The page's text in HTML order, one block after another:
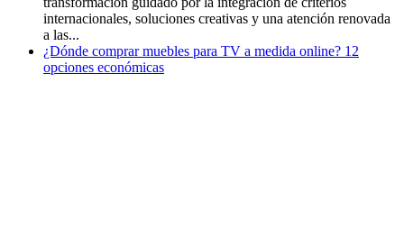
internacionales, soluciones creativas y una atención renovada
a las...
¿Dónde comprar muebles para TV a medida online? 12
opciones económicas